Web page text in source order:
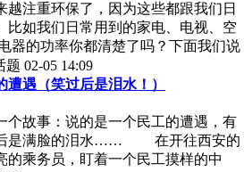
越注重环保了，因为这些都跟我们日
比如我们日常用到的家电、电视、空
器的功率你都清楚了吗？下面我们说
题 02-05 14:09
遇（笑过后是泪水！）
个故事：说的是一个民工的遭遇，有
后是满脸的泪水…… 在开往西安的
的乘务员，盯着一个民工摸样的中